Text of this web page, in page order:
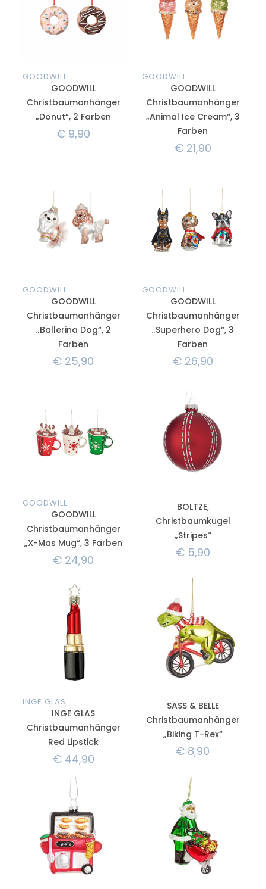
GOODWILL
GOODWILL
Christbaumanhänger
„Donut“, 2 Farben
€ 9,90
GOODWILL
GOODWILL
Christbaumanhänger
„Animal Ice Cream“, 3
Farben
€21,90
GOODWILL
GOODWILL
Christbaumanhänger
„Ballerina Dog“, 2
Farben
€ 25,90
GOODWILL
GOODWILL
Christbaumanhänger
„Superhero Dog“, 3
Farben
€26,90
GOODWILL
GOODWILL
Christbaumanhänger
„X-Mas Mug“, 3 Farben
€ 24,90
BOLTZE,
Christbaumkugel
„Stripes“
€5,90
INGE GLAS
INGE GLAS
Christbaumanhänger
Red Lipstick
€44,90
SASS & BELLE
Christbaumanhänger
„Biking T-Rex“
€ 8,90